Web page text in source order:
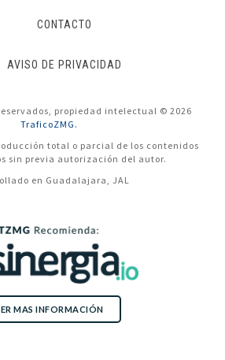
CONTACTO
AVISO DE PRIVACIDAD
propiedad intelectual © 2026
TraficoZMG.
total o parcial de los contenidos
sin previa autorización del autor.
en Guadalajara, JAL
MAS INFORMACIÓN